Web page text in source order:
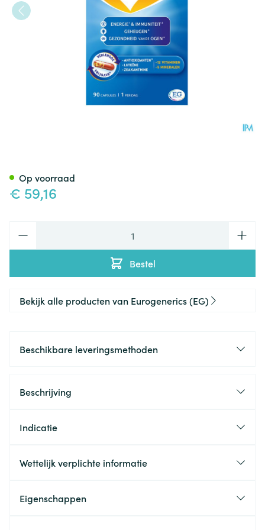
€ 59,16
Bestel
Op voorraad
Bekijk alle producten van Eurogenerics (EG)
Beschikbare leveringsmethoden
Beschrijving
Indicatie
Wettelijk verplichte informatie
Eigenschappen